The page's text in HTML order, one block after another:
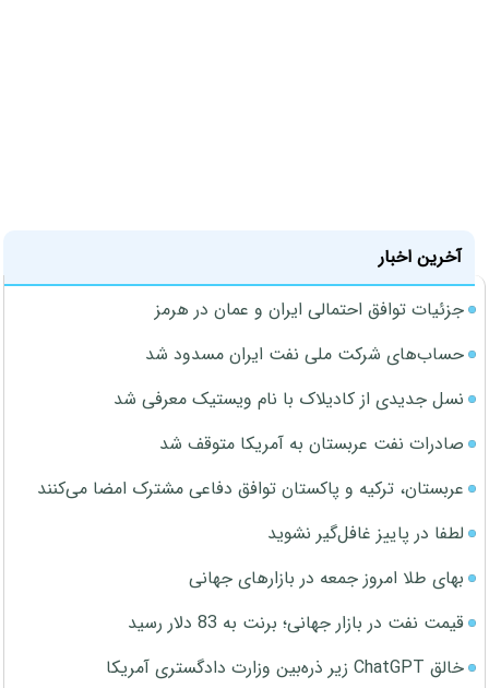
آخرین اخبار
جزئیات توافق احتمالی ایران و عمان در هرمز
حساب‌های شرکت ملی نفت ایران مسدود شد
نسل جدیدی از کادیلاک با نام ویستیک معرفی شد
صادرات نفت عربستان به آمریکا متوقف شد
عربستان، ترکیه و پاکستان توافق دفاعی مشترک امضا می‌کنند
لطفا در پاییز غافل‌گیر نشوید
بهای طلا امروز جمعه در بازارهای جهانی
قیمت نفت در بازار جهانی؛ برنت به 83 دلار رسید
خالق ChatGPT زیر ذره‌بین وزارت دادگستری آمریکا